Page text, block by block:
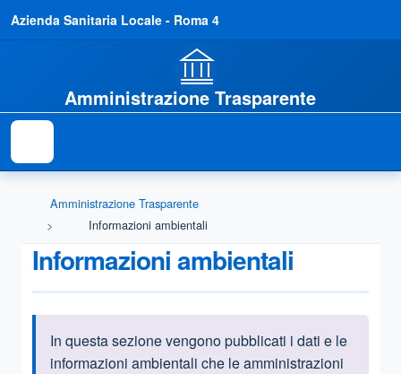
Azienda Sanitaria Locale - Roma 4
Amministrazione Trasparente
Amministrazione Trasparente
Informazioni ambientali
Informazioni ambientali
Informazioni introduttive
In questa sezione vengono pubblicati i dati e le
informazioni ambientali che le amministrazioni